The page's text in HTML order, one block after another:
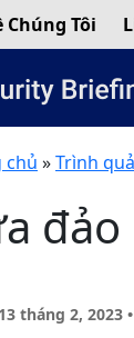
Chúng Tôi
chủ »Trình
tháng 2, 2023